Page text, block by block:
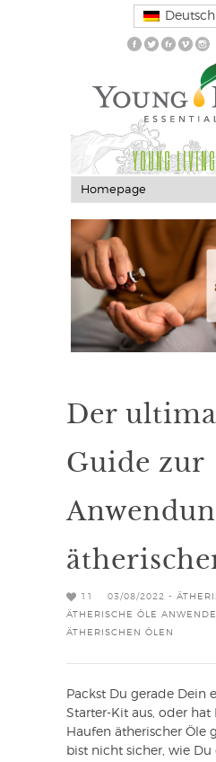
Deutsch
YOUNG
Der
Guide zur
11 03/08/2022 -
ÄTHERISCHE ÖLE
ÄTHERISCHEN ÖLEN
Packst Du gerade Dein
Starter-Kit aus, oder
Haufen ätherischer Öle
bist nicht sicher, wie